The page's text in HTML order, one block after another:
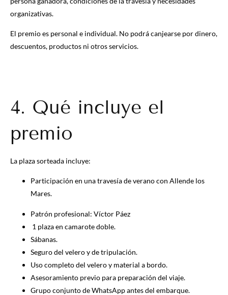
organizativas.
El premio es personal e individual. No podrá canjearse por dinero,
descuentos, productos ni otros servicios.
4. Qué incluye el
premio
La plaza sorteada incluye:
Participación en una travesía de verano con Allende los
Mares.
Patrón profesional: Víctor Páez
1 plaza en camarote doble.
Sábanas.
Seguro del velero y de tripulación.
Uso completo del velero y material a bordo.
Asesoramiento previo para preparación del viaje.
Grupo conjunto de WhatsApp antes del embarque.